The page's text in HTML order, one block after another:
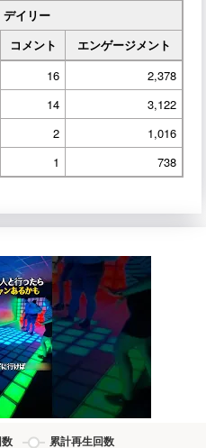
デイリー
コメント
エンゲージメント
16
2,378
14
3,122
2
1,016
1 738